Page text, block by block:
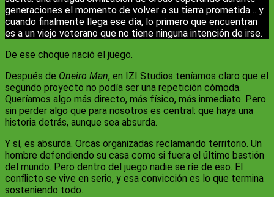
generaciones el momento de volver a su tierra prometida… y
cuando finalmente llega ese día, lo primero que encuentran
es a un viejo veterano que no tiene ninguna intención de irse.
De ese choque nació el juego.
Después de Oneiro Man, en IZI Studios teníamos claro que el
segundo proyecto no podía ser una repetición cómoda.
Queríamos algo más directo, más físico, más inmediato. Pero
sin perder algo que para nosotros es central: que haya una
historia detrás, aunque sea absurda.
Y sí, es absurda. Orcas organizadas reclamando territorio. Un
hombre defendiendo su casa como si fuera el último bastión
del mundo. Pero dentro del juego nadie se ríe de eso. El
conflicto se vive en serio, y esa convicción es lo que termina
sosteniendo todo.